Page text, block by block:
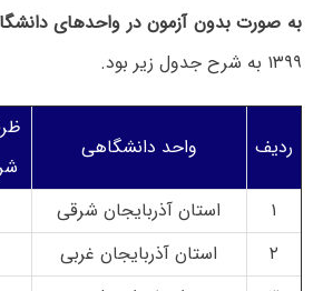
به صورت بدون آزمون در واحدهای
۱۳۹۹ به شرح جدول زیر بود.
ردیف واحد دانشگاهی
۱
استان آذربایجان شرقی
۲
استان آذربایجان غربی